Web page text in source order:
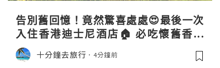
告別舊回憶！竟然驚喜處處😍最後一次
入住香港迪士尼酒店🏠 必吃懷舊香港
味自助餐、免費米奇+公主合照放題 ｜
Staycation Hong Kong Disneyland
十分鐘去旅行 4分鐘前